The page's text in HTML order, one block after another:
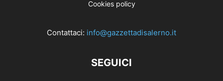
Cookies policy
Contattaci: info@gazzettadisalerno.it
SEGUICI